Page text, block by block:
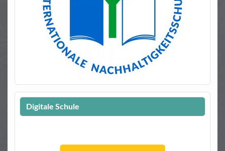
Digitale Schule